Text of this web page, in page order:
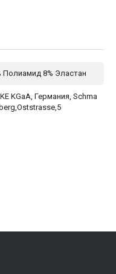
Полиамид 8% Эластан
KGaA, Германия, Schma